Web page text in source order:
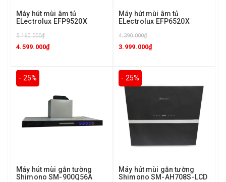
Máy hút mùi âm tủ
ELectrolux EFP9520X
5.160.000₫
4.599.000₫
Máy hút mùi âm tủ
ELectrolux EFP6520X
4.390.000₫
3.999.000₫
- 25%
Máy hút mùi gắn tường
Shimono SM-900Q56A
- 25%
Máy hút mùi gắn tường
Shimono SM-AH708S-LCD